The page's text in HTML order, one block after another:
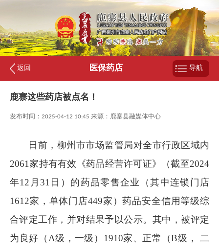
返回 医保药店 导航
鹿寨这些药店被点名！
发布时间：2025-04-12 10:45 来源：鹿寨县融媒体中心
日前，柳州市市场监管局对全市行政区域内
2061家持有有效《药品经营许可证》（截至2024
年12 月 31 日）的药品零售企业（其中连锁门店
1612家，单体门店449家）药品安全信用等级综
合评定工作，并对结果予以公示。其中，被评定
为良好（A级，一级） 1910家、正常（B级， 二